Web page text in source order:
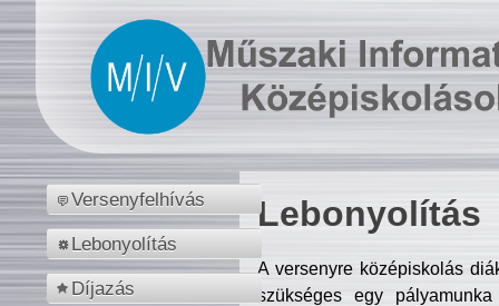
Versenyfelhívás
Lebonyolítás
Díjazás
Lebonyolítás
A versenyre középiskolás
szükséges egy